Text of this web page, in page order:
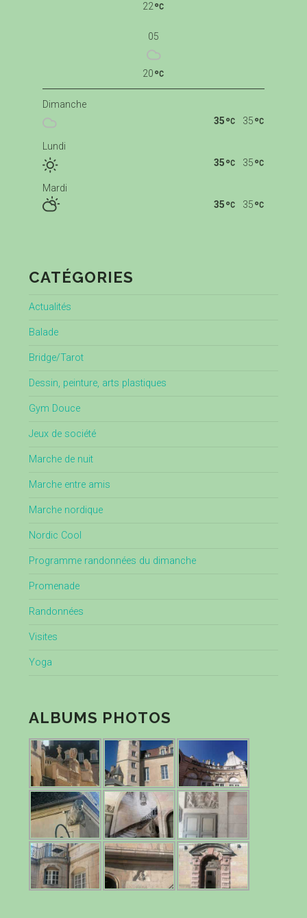
22
05
20
Dimanche
35
35
Lundi
35
35
Mardi
35
35
CATÉGORIES
Actualités
Balade
Bridge/Tarot
Dessin, peinture, arts plastiques
Gym Douce
Jeux de société
Marche de nuit
Marche entre amis
Marche nordique
Nordic Cool
Programme randonnées du dimanche
Promenade
Randonnées
Visites
Yoga
ALBUMS PHOTOS